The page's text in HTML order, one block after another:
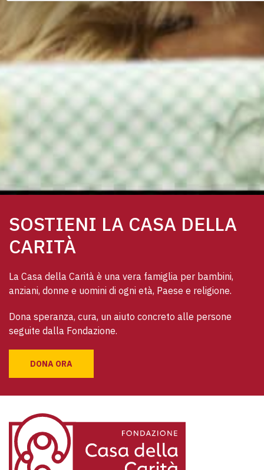
SOSTIENI LA CASA DELLA
CARITÀ
La Casa della Carità è una vera famiglia per bambini,
anziani, donne e uomini di ogni età, Paese e religione.
Dona speranza, cura, un aiuto concreto alle persone
seguite dalla Fondazione.
DONA ORA